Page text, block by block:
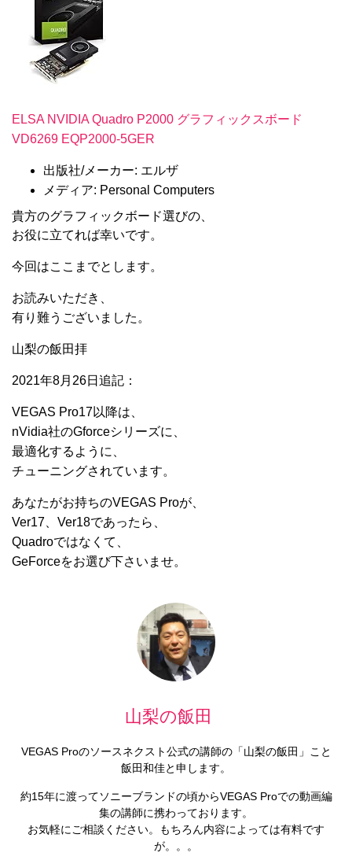
ELSA NVIDIA Quadro P2000 グラフィックスボード
VD6269 EQP2000-5GER
出版社/メーカー: エルザ
メディア: Personal Computers
貴方のグラフィックボード選びの、
お役に立てれば幸いです。
今回はここまでとします。
お読みいただき、
有り難うございました。
山梨の飯田拝
2021年8月26日追記：
VEGAS Pro17以降は、
nVidia社のGforceシリーズに、
最適化するように、
チューニングされています。
あなたがお持ちのVEGAS Proが、
Ver17、Ver18であったら、
Quadroではなくて、
GeForceをお選び下さいませ。
山梨の飯田
VEGAS Proのソースネクスト公式の講師の「山梨の飯田」こと
飯田和佳と申します。
約15年に渡ってソニーブランドの頃からVEGAS Proでの動画編
集の講師に携わっております。
お気軽にご相談ください。もちろん内容によっては有料です
が。。。